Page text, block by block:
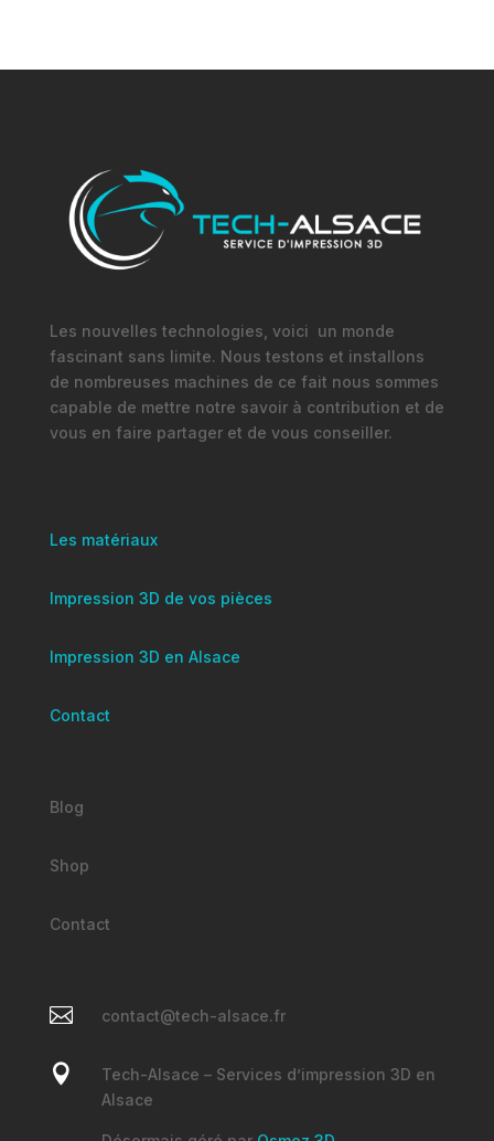
Les nouvelles technologies, voici un monde
fascinant sans limite. Nous testons et installons
de nombreuses machines de ce fait nous sommes
capable de mettre notre savoir à contribution et de
vous en faire partager et de vous conseiller.
Les matériaux
Impression 3D de vos pièces
Impression 3D en Alsace
Contact
Blog
Shop
Contact
 contact@tech-alsace.fr

Tech-Alsace – Services d’impression 3D en
Alsace